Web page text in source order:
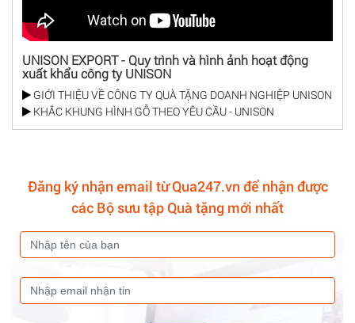
UNISON EXPORT - Quy trình và hình ảnh hoạt động
xuất khẩu công ty UNISON
GIỚI THIỆU VỀ CÔNG TY QUÀ TẶNG DOANH NGHIỆP UNISON
KHẮC KHUNG HÌNH GỖ THEO YÊU CẦU - UNISON
Đăng ký nhận email từ Qua247.vn để nhận được
các Bộ sưu tập Quà tặng mới nhất